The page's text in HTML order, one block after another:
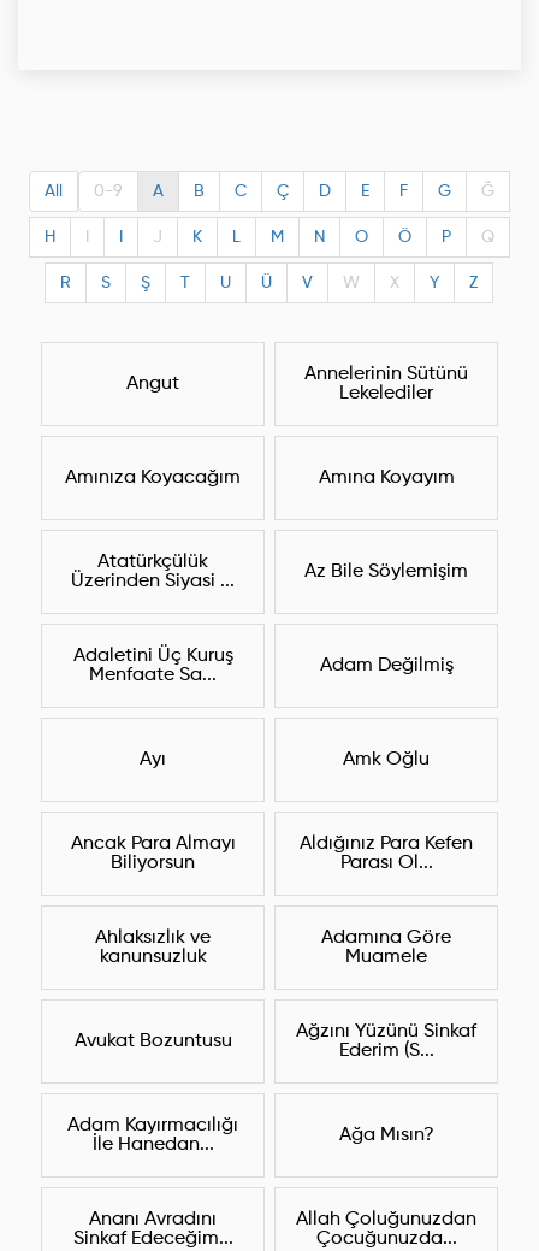
All 0-9 A B C Ç D E F G Ğ
H J K L M N O Ö P Q
R S Ş U Ü V W X Y Z
Angut
Annelerinin Sütünü
Lekelediler
Amınıza Koyacağım Amına Koyayım
Atatürkçülük
Üzerinden Siyasi ...
Az Bile Söylemişim
Adaletini Üç Kuruş
Menfaate Sa...
Adam Değilmiş
Ayı Amk Oğlu
Ancak Para Almayı
Biliyorsun
Aldığınız Para Kefen
Parası Ol...
Ahlaksızlık ve
kanunsuzluk
Adamına Göre
Muamele
Avukat Bozuntusu
Ağzını Yüzünü Sinkaf
Ederim (S...
Adam Kayırmacılığı
İle Hanedan...
Ağa Mısın?
Ananı Avradını
Sinkaf Edeceğim...
Allah Çoluğunuzdan
Çocuğunuzda...